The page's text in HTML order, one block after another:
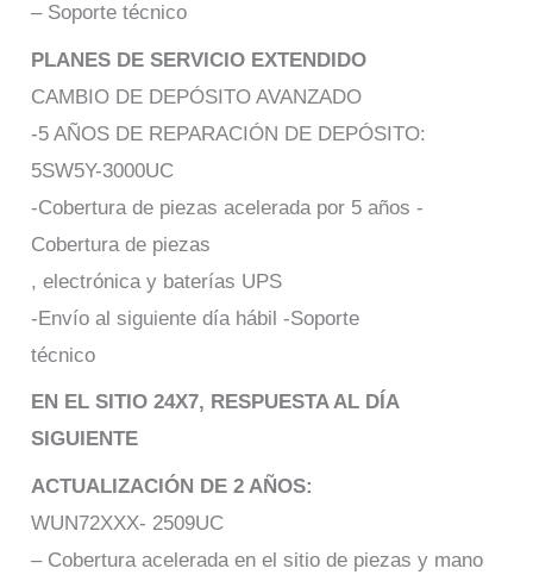
– Soporte técnico
PLANES DE SERVICIO EXTENDIDO
CAMBIO DE DEPÓSITO AVANZADO
-5 AÑOS DE REPARACIÓN DE DEPÓSITO:
5SW5Y-3000UC
-Cobertura de piezas acelerada por 5 años -
Cobertura de piezas
, electrónica y baterías UPS
-Envío al siguiente día hábil -Soporte
técnico
EN EL SITIO 24X7, RESPUESTA AL DÍA
SIGUIENTE
ACTUALIZACIÓN DE 2 AÑOS:
WUN72XXX- 2509UC
– Cobertura acelerada en el sitio de piezas y mano